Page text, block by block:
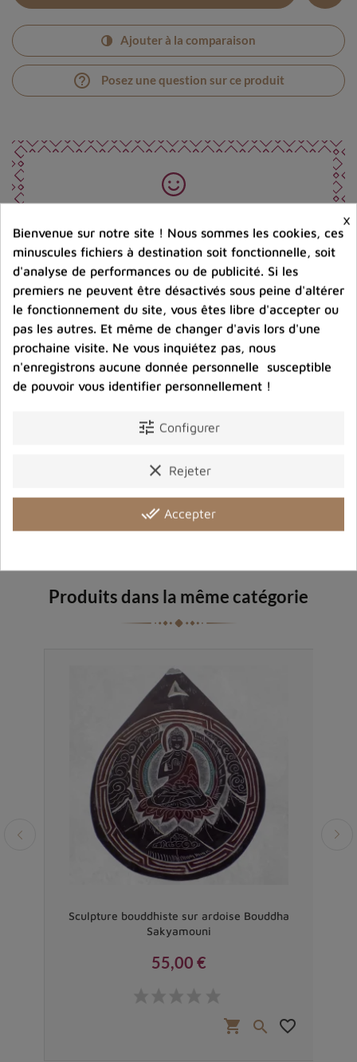
Ajouter à la comparaison
help_outline Posez une question sur ce produit
Port offert dès 80 € d’achat en France métropolitaine.
100 € pour la Belgique
Entreprise éco-responsable.
Bijoux argent fabriqués sans émission de gaz
carbonique
Détails du produit Avis clients
Produits dans la même catégorie
Sculpture bouddhiste sur ardoise Bouddha
Sakyamouni
55,00 €
shopping_cart  favorite_border
×
Bienvenue sur notre site ! Nous sommes les cookies, ces
minuscules fichiers à destination soit fonctionnelle, soit
d'analyse de performances ou de publicité. Si les
premiers ne peuvent être désactivés sous peine d'altérer
le fonctionnement du site, vous êtes libre d'accepter ou
pas les autres. Et même de changer d'avis lors d'une
prochaine visite. Ne vous inquiétez pas, nous
n'enregistrons aucune donnée personnelle susceptible
de pouvoir vous identifier personnellement !
tune Configurer
clear Rejeter
done_all Accepter